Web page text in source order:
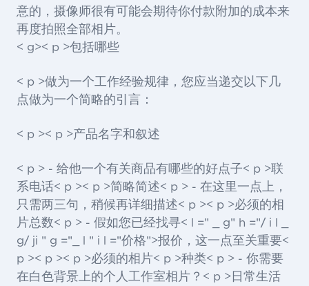
意的，摄像师很有可能会期待你付款附加的成本来
再度拍照全部相片。
< g>< p >包括哪些
< p >做为一个工作经验规律，您应当递交以下几
点做为一个简略的引言：
< p >< p >产品名字和叙述
< p > - 给他一个有关商品有哪些的好点子< p >联
系电话< p >< p >简略简述< p > - 在这里一点上，
只需两三句，稍候再详细描述< p >< p >必须的相
片总数< p > - 假如您已经找寻< l =" _ g" h ="/ i l _
g/ ji " g ="_ l " i l ="价格">报价 ，这一点至关重要<
p >< p >< p >必须的相片< p >种类< p > - 你需要
在白色背景上的个人工作室相片？< p >日常生活